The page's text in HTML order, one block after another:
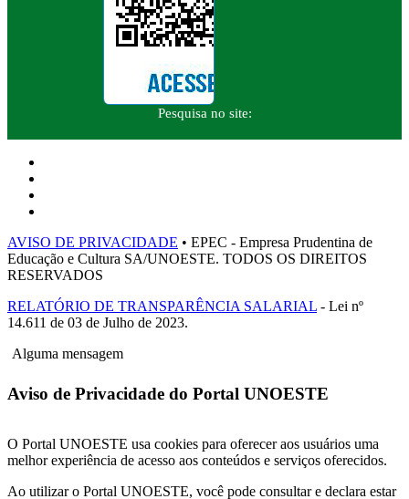
Pesquisa no site:
AVISO DE PRIVACIDADE • EPEC - Empresa Prudentina de
Educação e Cultura SA/UNOESTE. TODOS OS DIREITOS
RESERVADOS
RELATÓRIO DE TRANSPARÊNCIA SALARIAL - Lei nº
14.611 de 03 de Julho de 2023.
Alguma mensagem
Aviso de Privacidade do Portal UNOESTE
O Portal UNOESTE usa cookies para oferecer aos usuários uma
melhor experiência de acesso aos conteúdos e serviços oferecidos.
Ao utilizar o Portal UNOESTE, você pode consultar e declara estar